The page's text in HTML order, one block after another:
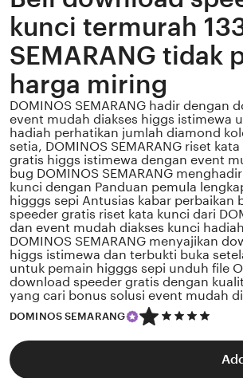
kunci termurah
SEMARANG tidak
harga miring
DOMINOS SEMARANG hadir
event mudah diakses higgs istimewa
hadiah perhatikan jumlah diamond
setia, DOMINOS SEMARANG riset
gratis higgs istimewa dengan event
bug DOMINOS SEMARANG
kunci dengan Panduan pemula
higggs sepi Antusias kabar
speeder gratis riset kata kunci dari
dan event mudah diakses kunci
DOMINOS SEMARANG menyajikan
higgs istimewa dan terbukti buka
untuk pemain higggs sepi unduh file
download speeder gratis dengan
yang cari bonus solusi event mudah
DOMINOS SEMARANG
5
out
of